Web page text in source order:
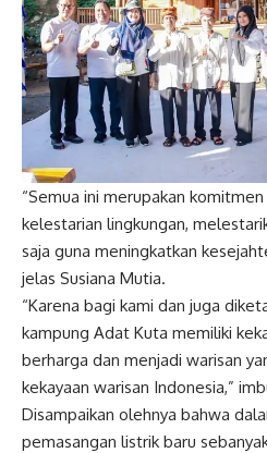
“Semua ini merupakan
kelestarian lingkungan,
saja guna meningkatkan
jelas Susiana Mutia.
“Karena bagi kami dan juga
kampung Adat Kuta memiliki
berharga dan menjadi warisan
kekayaan warisan Indonesia,”
Disampaikan olehnya bahwa
pemasangan listrik baru